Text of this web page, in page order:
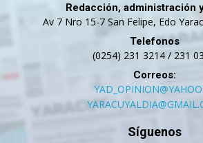
Redacción, administración
Av 7 Nro 15-7 San Felipe, Edo
Telefonos
(0254) 231 3214 / 231
Correos:
Síguenos